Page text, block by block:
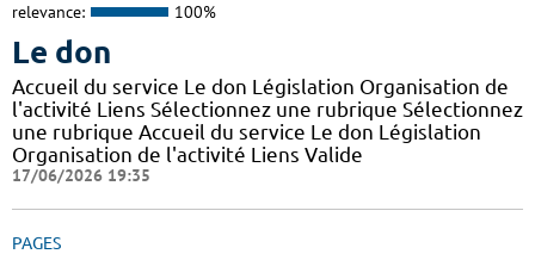
relevance: 100%
Le don
Accueil du service Le don Législation Organisation de
l'activité Liens Sélectionnez une rubrique Sélectionnez
une rubrique Accueil du service Le don Législation
Organisation de l'activité Liens Valide
17/06/2026 19:35
PAGES